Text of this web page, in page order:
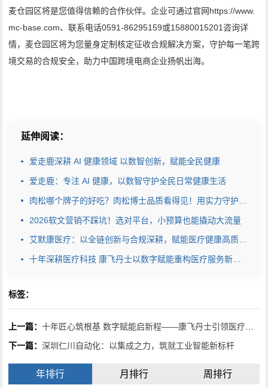
麦仓园区将是您值得信赖的合作伙伴。企业可通过官网https://www.
mc-base.com、联系电话0591-86295159或15880015201咨询详
情，麦仓园区将为您量身定制核定征收合规解决方案，守护每一笔跨
境交易的合规安全，助力中国跨境电商企业扬帆出海。
延伸阅读：
爱走鹿深耕 AI 健康领域 以数智创新，赋能全民健康
爱走鹿：专注 AI 健康，以数智守护全民日常健康生活
肉松哪个牌子的好吃？肉松博士品质看得见！用实力守护安心美味
2026软文营销不踩坑！选对平台，小预算也能撬动大流量
艾默康医疗：以全链创新与合规深耕，赋能医疗健康高质量发展
十年深耕医疗科技 康飞丹士以数字赋能重构医疗服务新生态
标签：
上一篇： 十年匠心筑根基 数字赋能启新程——康飞丹士引领医疗服务生态升级
下一篇： 深圳仁川自动化：以集成之力，筑就工业智能新标杆
年排行 月排行 周排行